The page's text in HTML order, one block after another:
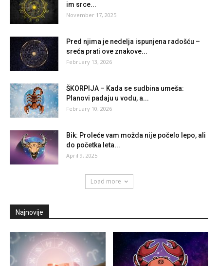
im srce...
November 17, 2025
Pred njima je nedelja ispunjena radošću –
sreća prati ove znakove...
February 13, 2026
ŠKORPIJA – Kada se sudbina umeša:
Planovi padaju u vodu, a...
February 10, 2026
Bik: Proleće vam možda nije počelo lepo, ali
do početka leta...
April 9, 2025
Load more
Najnovije